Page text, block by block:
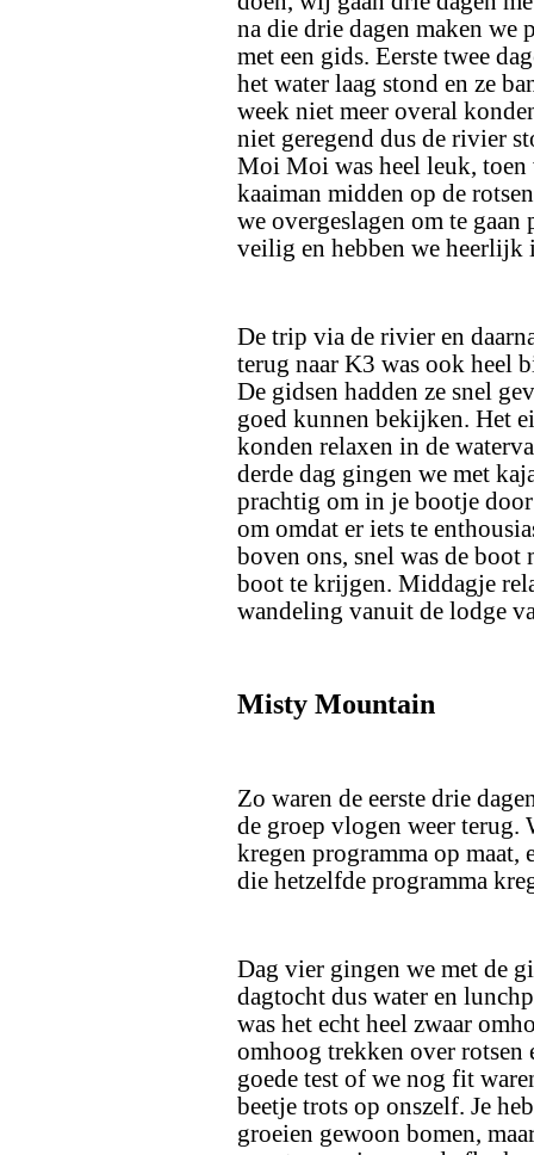
na die drie dagen maken we
met een gids. Eerste twee
het water laag stond en ze
week niet meer overal
niet geregend dus de rivier
Moi Moi was heel leuk, toen
kaaiman midden op de
we overgeslagen om te gaan
veilig en hebben we heerlijk
De trip via de rivier en
terug naar K3 was ook heel
De gidsen hadden ze snel
goed kunnen bekijken. Het
konden relaxen in de
derde dag gingen we met
prachtig om in je bootje
om omdat er iets te
boven ons, snel was de boot
boot te krijgen. Middagje
wandeling vanuit de lodge
Misty Mountain
Zo waren de eerste drie
de groep vlogen weer terug.
kregen programma op maat,
die hetzelfde programma
Dag vier gingen we met de
dagtocht dus water en
was het echt heel zwaar
omhoog trekken over rotsen
goede test of we nog fit
beetje trots op onszelf. Je
groeien gewoon bomen,